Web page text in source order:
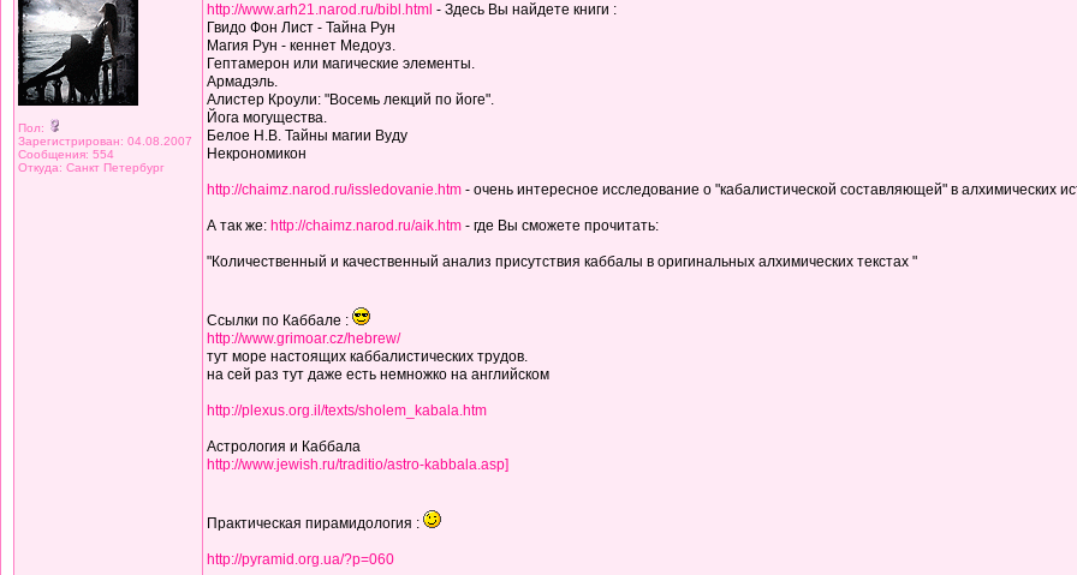
Пол:
Зарегистрирован: 04.08.2007
Сообщения: 554
Откуда: Санкт Петербург
http://www.arh21.narod.ru/bibl.html - Здесь Вы найдете книги :
Гвидо Фон Лист - Тайна Рун
Магия Рун - кеннет Медоуз.
Гептамерон или магические элементы.
Армадэль.
Алистер Кроули: "Восемь лекций по йоге".
Йога могущества.
Белое Н.В. Тайны магии Вуду
Некрономикон
http://chaimz.narod.ru/issledovanie.htm - очень интересное исследование о "кабалистической составляющей" в алхимических
А так же: http://chaimz.narod.ru/aik.htm - где Вы сможете прочитать:
"Количественный и качественный анализ присутствия каббалы в оригинальных алхимических текстах "
Ссылки по Каббале :
http://www.grimoar.cz/hebrew/
тут море настоящих каббалистических трудов.
на сей раз тут даже есть немножко на английском
http://plexus.org.il/texts/sholem_kabala.htm
Астрология и Каббала
http://www.jewish.ru/traditio/astro-kabbala.asp]
Практическая пирамидология :
http://pyramid.org.ua/?p=060